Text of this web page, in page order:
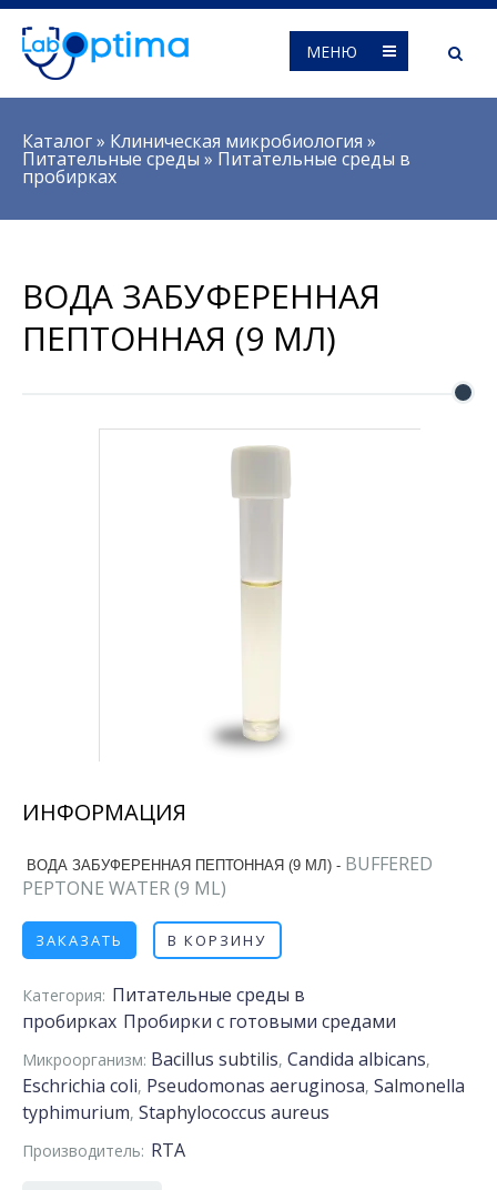
МЕНЮ
Вы здесь
Каталог» Клиническая микробиология »
Питательные среды » Питательные среды в
пробирках
ВОДА ЗАБУФЕРЕННАЯ
ПЕПТОННАЯ (9 МЛ)
ИНФОРМАЦИЯ
ВОДА ЗАБУФЕРЕННАЯ ПЕПТОННАЯ (9 МЛ) - BUFFERED
PEPTONE WATER (9 ML)
ЗАКАЗАТЬ В КОРЗИНУ
Категория: Питательные среды в
пробирках Пробирки с готовыми средами
Микроорганизм: Bacillus subtilis, Candida albicans,
Eschrichia coli, Pseudomonas aeruginosa, Salmonella
typhimurium, Staphylococcus aureus
Производитель: RTA